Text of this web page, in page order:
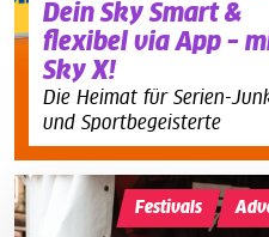
Dein Sky Smart &
flexibel via App –
Sky X!
Die Heimat für Serien-
und Sportbegeisterte
Festivals